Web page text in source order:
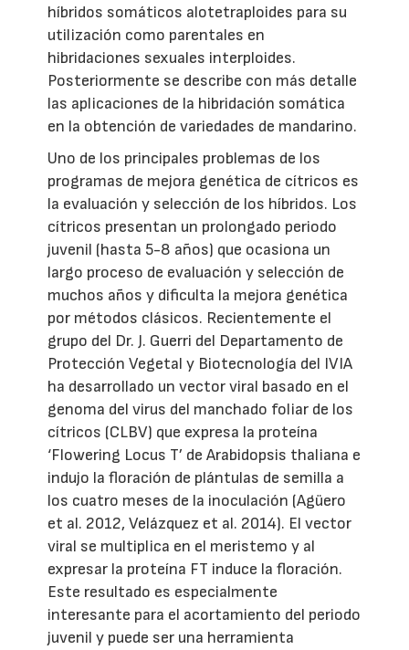
híbridos somáticos alotetraploides para su
utilización como parentales en
hibridaciones sexuales interploides.
Posteriormente se describe con más detalle
las aplicaciones de la hibridación somática
en la obtención de variedades de mandarino.
Uno de los principales problemas de los
programas de mejora genética de cítricos es
la evaluación y selección de los híbridos. Los
cítricos presentan un prolongado periodo
juvenil (hasta 5-8 años) que ocasiona un
largo proceso de evaluación y selección de
muchos años y dificulta la mejora genética
por métodos clásicos. Recientemente el
grupo del Dr. J. Guerri del Departamento de
Protección Vegetal y Biotecnología del IVIA
ha desarrollado un vector viral basado en el
genoma del virus del manchado foliar de los
cítricos (CLBV) que expresa la proteína
‘Flowering Locus T’ de Arabidopsis thaliana e
indujo la floración de plántulas de semilla a
los cuatro meses de la inoculación (Agüero
et al. 2012, Velázquez et al. 2014). El vector
viral se multiplica en el meristemo y al
expresar la proteína FT induce la floración.
Este resultado es especialmente
interesante para el acortamiento del periodo
juvenil y puede ser una herramienta